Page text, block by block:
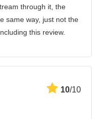
through it, the
same way, just not the
this review.
10/10